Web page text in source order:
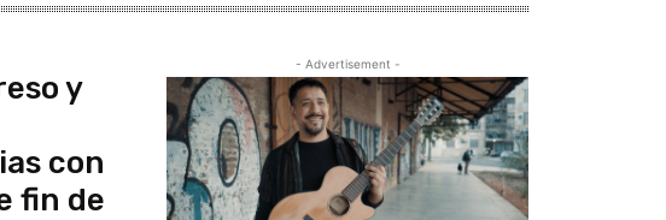
y
con
fin de
- Advertisement -